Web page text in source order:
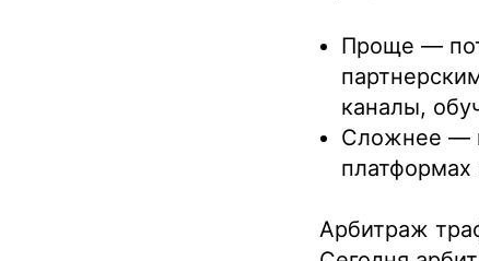
Проще —
каналы,
Сложнее —
платформах
Арбитраж